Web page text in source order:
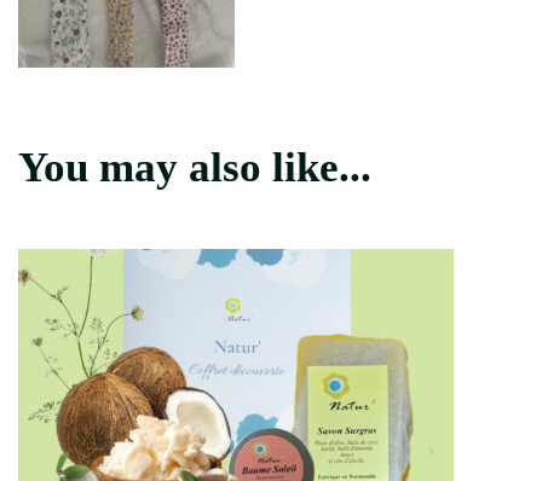
You may also like...